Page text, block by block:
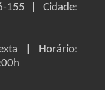
155 | Cidade:
| Horário: